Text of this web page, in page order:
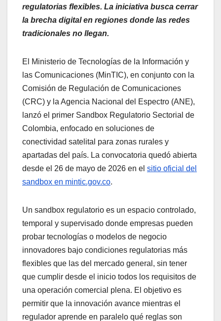
regulatorias flexibles. La iniciativa busca cerrar
la brecha digital en regiones donde las redes
tradicionales no llegan.
El Ministerio de Tecnologías de la Información y
las Comunicaciones (MinTIC), en conjunto con la
Comisión de Regulación de Comunicaciones
(CRC) y la Agencia Nacional del Espectro (ANE),
lanzó el primer Sandbox Regulatorio Sectorial de
Colombia, enfocado en soluciones de
conectividad satelital para zonas rurales y
apartadas del país. La convocatoria quedó abierta
desde el 26 de mayo de 2026 en el sitio oficial del
sandbox en mintic.gov.co.
Un sandbox regulatorio es un espacio controlado,
temporal y supervisado donde empresas pueden
probar tecnologías o modelos de negocio
innovadores bajo condiciones regulatorias más
flexibles que las del mercado general, sin tener
que cumplir desde el inicio todos los requisitos de
una operación comercial plena. El objetivo es
permitir que la innovación avance mientras el
regulador aprende en paralelo qué reglas son